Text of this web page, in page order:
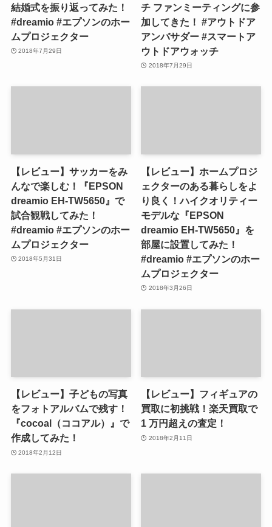
結婚式を振り返ってみた！
#dreamio #エプソンのホー
ムプロジェクター
2018年7月29日
チ ファンミーティングに参
加してきた！ #アウトドア
アンバサダー #スマートア
ウトドアウォッチ
2018年7月29日
【レビュー】サッカーをみ
んなで楽しむ！『EPSON
dreamio EH-TW5650』で
試合観戦してみた！
#dreamio #エプソンのホー
ムプロジェクター
2018年5月31日
【レビュー】ホームプロジ
ェクターのある暮らしをよ
り良く！ハイクオリティー
モデルな『EPSON
dreamio EH-TW5650』を
部屋に設置してみた！
#dreamio #エプソンのホー
ムプロジェクター
2018年3月26日
【レビュー】子どもの写真
をフォトアルバムで残す！
『cocoal（ココアル）』で
作成してみた！
2018年2月12日
【レビュー】フィギュアの
買取に初挑戦！楽天買取で
1 万円超えの査定！
2018年2月11日